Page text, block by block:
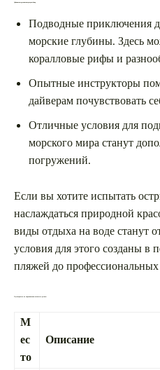
Дайвинг: погружение в подводный мир
Подводные приключения
морские глубины. Здесь
коралловые рифы и
Опытные инструкторы
дайверам почувствовать
Отличные условия для
морского мира станут
погружений.
Если вы хотите испытать
наслаждаться природной
виды отдыха на воде станут
условия для этого созданы
пляжей до профессиональных
Путеводитель по марокканским оазисам и дюнам
М
ес
то
Описание